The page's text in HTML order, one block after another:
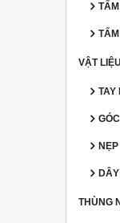
VẬT
TAY
THÙNG